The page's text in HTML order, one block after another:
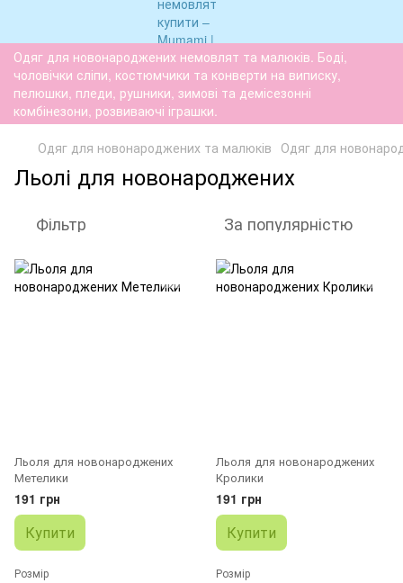
Одяг для новонароджених немовлят та малюків. Боді,
чоловічки сліпи, костюмчики та конверти на виписку,
пелюшки, пледи, рушники, зимові та демісезонні
комбінезони, розвиваючі іграшки.
Одяг для новонароджених та малюків Одяг для
Льолі для новонароджених
Фільтр За популярністю
Льоля для новонароджених
Метелики
191 грн
Купити
Розмір
Льоля для новонароджених
Кролики
191 грн
Купити
Розмір